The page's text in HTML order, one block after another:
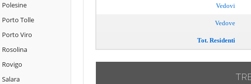
Polesine
Porto Tolle
Porto Viro
Rosolina
Rovigo
Salara
Vedovi
Vedove
Tot. Residenti